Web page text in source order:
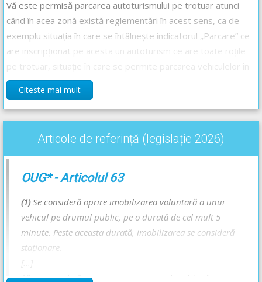
Vă este permisă parcarea autoturismului pe trotuar atunci
când în acea zonă există reglementări în acest sens, ca de
exemplu situația în care se întâlnește indicatorul „Parcare” ce
are inscripționat pe acesta un autoturism ce are toate roțile
respectiva zonă iar vehiculul va fi așezat cu toate roțile pe
trotuar, având obligația de a respecta condiția ca lățimea
minimă a trotuarului rămas la dispoziția pietonilor să fie de cel
Recomandări:
Mai multe informații despre manevra de parcare - Lecție Audio-
Video -->Codul Rutier - Oprirea, staționarea și parcarea
Citeste mai mult
Articole de referință (legislație 2026)
OUG* - Articolul 63
(1)Se consideră oprire imobilizarea voluntară a unui
vehicul pe drumul public, pe o durată de cel mult 5
minute. Peste aceasta durată, imobilizarea se consideră
staţionare.
(4)Se consideră parcare staţionarea vehiculelor în spaţii